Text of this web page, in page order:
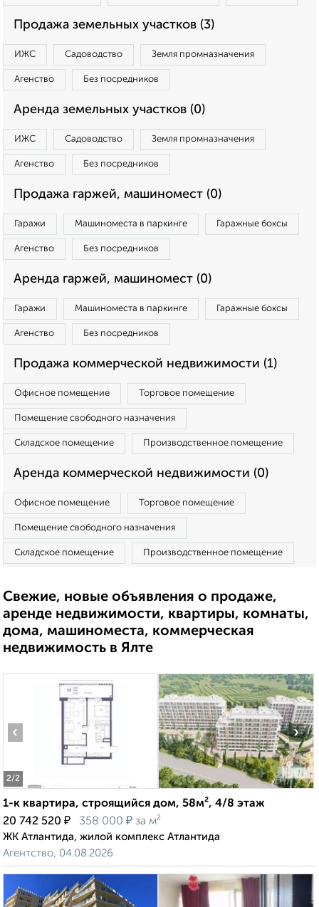
Продажа земельных участков (3)
ИЖС Садоводство Земля промназначения
Агенство Без посредников
Аренда земельных участков (0)
ИЖС Садоводство Земля промназначения
Агенство Без посредников
Продажа гаржей, машиномест (0)
Гаражи Машиноместа в паркинге Гаражные боксы
Агенство Без посредников
Аренда гаржей, машиномест (0)
Гаражи Машиноместа в паркинге Гаражные боксы
Агенство Без посредников
Продажа коммерческой недвижимости (1)
Офисное помещение Торговое помещение
Помещение свободного назначения
Складское помещение Производственное помещение
Аренда коммерческой недвижимости (0)
Офисное помещение Торговое помещение
Помещение свободного назначения
Складское помещение Производственное помещение
Свежие, новые объявления о продаже,
аренде недвижимости, квартиры, комнаты,
дома, машиноместа, коммерческая
недвижимость в Ялте
2/2
‹ ›
1-к квартира, строящийся дом, 58м², 4/8 этаж
20 742 520 ₽ 358 000 ₽ за м²
ЖК Атлантида, жилой комплекс Атлантида
Агентство, 04.08.2026